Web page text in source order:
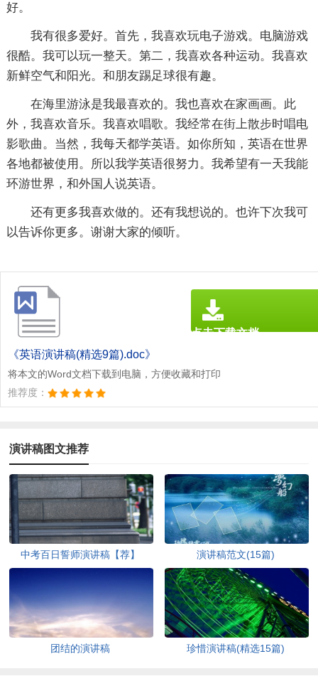
好。
我有很多爱好。首先，我喜欢玩电子游戏。电脑游戏
很酷。我可以玩一整天。第二，我喜欢各种运动。我喜欢
新鲜空气和阳光。和朋友踢足球很有趣。
在海里游泳是我最喜欢的。我也喜欢在家画画。此
外，我喜欢音乐。我喜欢唱歌。我经常在街上散步时唱电
影歌曲。当然，我每天都学英语。如你所知，英语在世界
各地都被使用。所以我学英语很努力。我希望有一天我能
环游世界，和外国人说英语。
还有更多我喜欢做的。还有我想说的。也许下次我可
以告诉你更多。谢谢大家的倾听。
《英语演讲稿(精选9篇).doc》
将本文的Word文档下载到电脑，方便收藏和打印
推荐度：
点击下载文档
演讲稿图文推荐
中考百日誓师演讲稿【荐】 演讲稿范文(15篇)
团结的演讲稿 珍惜演讲稿(精选15篇)